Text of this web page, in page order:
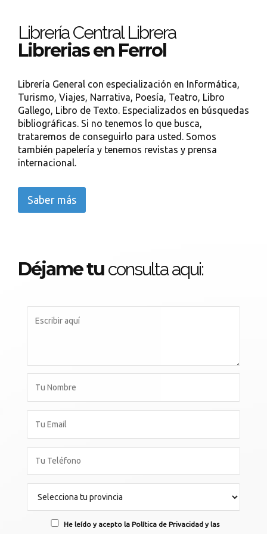
Librería Central Librera
Librerias en Ferrol
Librería General con especialización en Informática,
Turismo, Viajes, Narrativa, Poesía, Teatro, Libro
Gallego, Libro de Texto. Especializados en búsquedas
bibliográficas. Si no tenemos lo que busca,
trataremos de conseguirlo para usted. Somos
también papelería y tenemos revistas y prensa
internacional.
Saber más
Déjame tu consulta aqui:
He leído y acepto la Política de Privacidad y las